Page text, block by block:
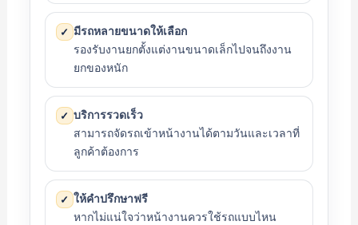
✓ มีรถหลายขนาดให้เลือก
รองรับงานยกตั้งแต่งานขนาดเล็กไปจนถึงงาน
ยกของหนัก
✓ บริการรวดเร็ว
สามารถจัดรถเข้าหน้างานได้ตามวันและเวลาที่
ลูกค้าต้องการ
✓ ให้คำปรึกษาฟรี
หากไม่แน่ใจว่าหน้างานควรใช้รถแบบไหน